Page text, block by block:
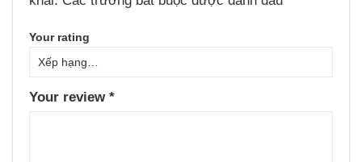
Your rating
Your review *